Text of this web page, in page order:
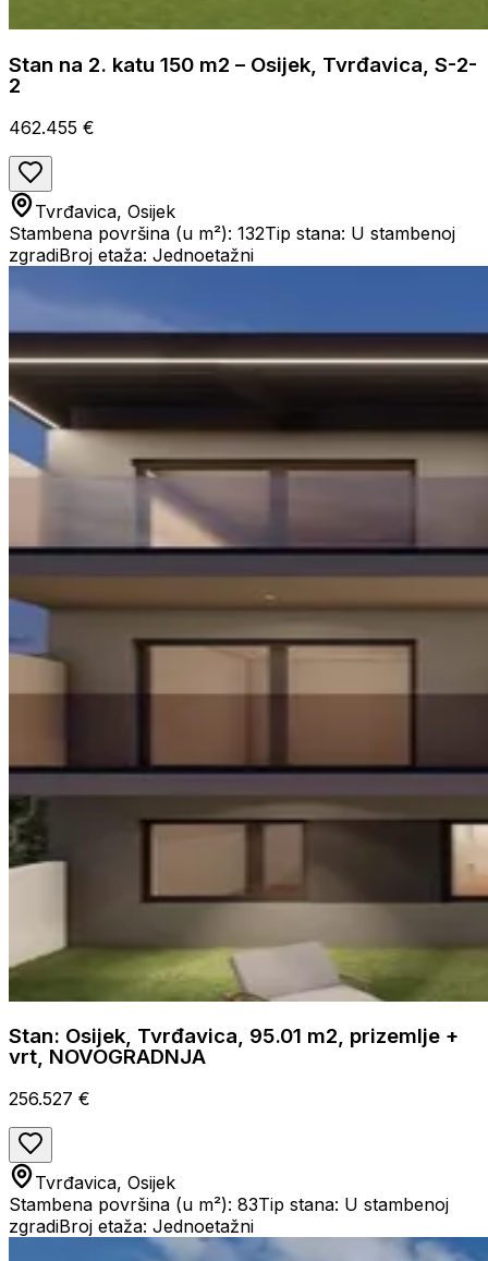
Stan na 2. katu 150 m2 – Osijek, Tvrđavica, S-2-
2
462.455 €
Tvrđavica, Osijek
Stambena površina (u m²): 132Tip stana: U stambenoj
zgradiBroj etaža: Jednoetažni
Stan: Osijek, Tvrđavica, 95.01 m2, prizemlje +
vrt, NOVOGRADNJA
256.527 €
Tvrđavica, Osijek
Stambena površina (u m²): 83Tip stana: U stambenoj
zgradiBroj etaža: Jednoetažni